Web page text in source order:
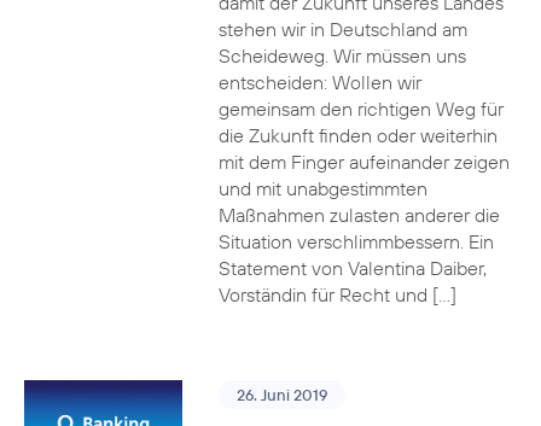
stehen wir in Deutschland am
Scheideweg. Wir müssen uns
entscheiden: Wollen wir
gemeinsam den richtigen Weg für
die Zukunft finden oder weiterhin
mit dem Finger aufeinander zeigen
und mit unabgestimmten
Maßnahmen zulasten anderer die
Situation verschlimmbessern. Ein
Statement von Valentina Daiber,
Vorständin für Recht und […]
26. Juni 2019